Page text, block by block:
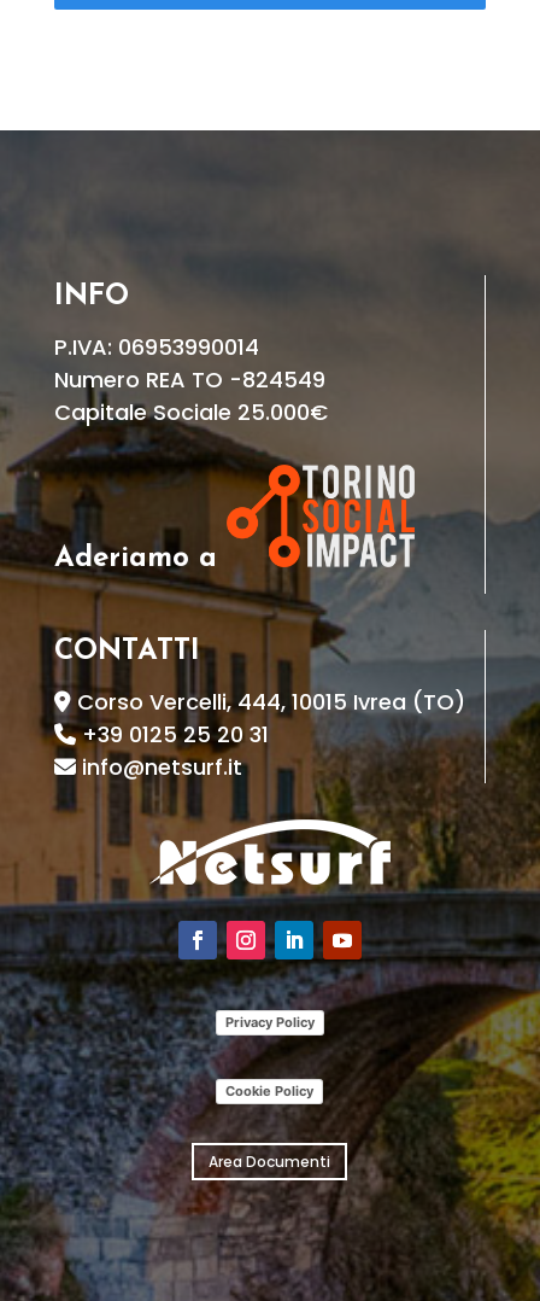
INFO
P.IVA: 06953990014
Numero REA TO -824549
Capitale Sociale 25.000€
Aderiamo a
CONTATTI
Corso Vercelli, 444, 10015 Ivrea (TO)
+39 0125 25 20 31
info@netsurf.it
Privacy Policy
Cookie Policy
Area Documenti